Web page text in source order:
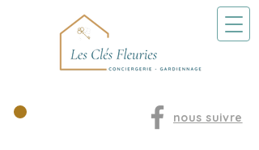
nous suivre